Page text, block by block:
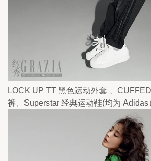
LOCK UP TT 黑色运动外套 、
裤、Superstar 经典运动鞋(均为 Adidas